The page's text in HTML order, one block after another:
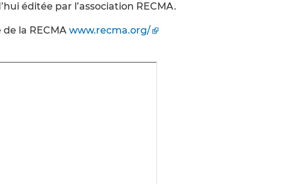
éditée par l’association RECMA.
la RECMA www.recma.org/